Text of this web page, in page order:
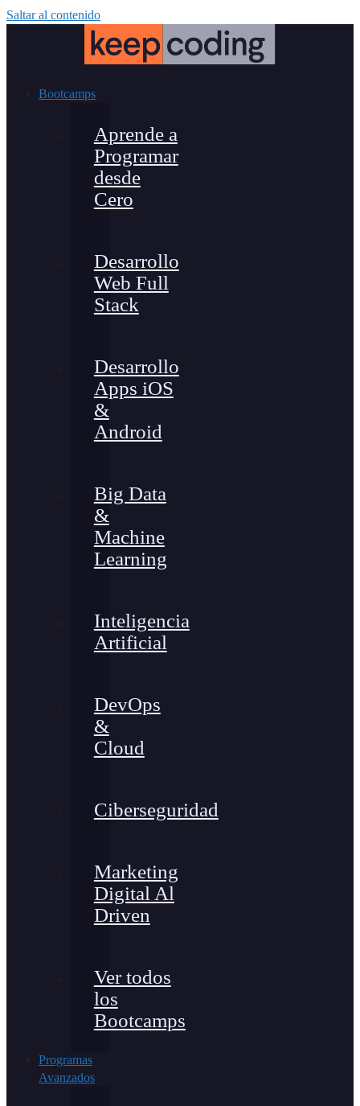
Saltar al contenido
Bootcamps
Aprende a
Programar
desde
Cero
Desarrollo
Web Full
Stack
Desarrollo
Apps iOS
&
Android
Big Data
&
Machine
Learning
Inteligencia
Artificial
DevOps
&
Cloud
Ciberseguridad
Marketing
Digital Al
Driven
Ver todos
los
Bootcamps
Programas
Avanzados